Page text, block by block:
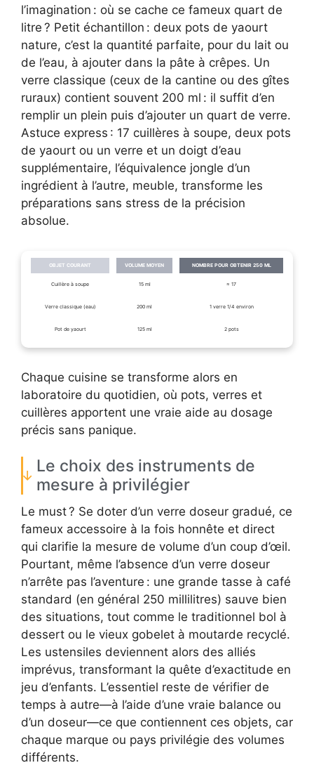
l’imagination : où se cache ce fameux quart de
litre ? Petit échantillon : deux pots de yaourt
nature, c’est la quantité parfaite, pour du lait ou
de l’eau, à ajouter dans la pâte à crêpes. Un
verre classique (ceux de la cantine ou des gîtes
ruraux) contient souvent 200 ml : il suffit d’en
remplir un plein puis d’ajouter un quart de verre.
Astuce express : 17 cuillères à soupe, deux pots
de yaourt ou un verre et un doigt d’eau
supplémentaire, l’équivalence jongle d’un
ingrédient à l’autre, meuble, transforme les
préparations sans stress de la précision
absolue.
OBJET COURANT VOLUME MOYEN NOMBRE POUR OBTENIR 250 ML
Cuillère à soupe 15 ml ≈ 17
Verre classique (eau) 200 ml 1 verre 1/4 environ
Pot de yaourt 125 ml 2 pots
Chaque cuisine se transforme alors en
laboratoire du quotidien, où pots, verres et
cuillères apportent une vraie aide au dosage
précis sans panique.
Le choix des instruments de
mesure à privilégier
Le must ? Se doter d’un verre doseur gradué, ce
fameux accessoire à la fois honnête et direct
qui clarifie la mesure de volume d’un coup d’œil.
Pourtant, même l’absence d’un verre doseur
n’arrête pas l’aventure : une grande tasse à café
standard (en général 250 millilitres) sauve bien
des situations, tout comme le traditionnel bol à
dessert ou le vieux gobelet à moutarde recyclé.
Les ustensiles deviennent alors des alliés
imprévus, transformant la quête d’exactitude en
jeu d’enfants. L’essentiel reste de vérifier de
temps à autre—à l’aide d’une vraie balance ou
d’un doseur—ce que contiennent ces objets, car
chaque marque ou pays privilégie des volumes
différents.